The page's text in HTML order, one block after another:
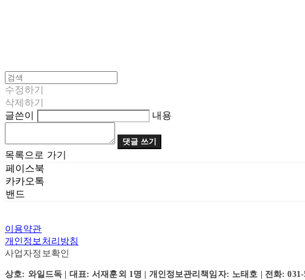
수정하기
삭제하기
글쓴이
내용
댓글 쓰기
목록으로 가기
페이스북
카카오톡
밴드
이용약관
개인정보처리방침
사업자정보확인
상호: 와일드독 | 대표: 서재훈외 1명 | 개인정보관리책임자: 노태호 | 전화: